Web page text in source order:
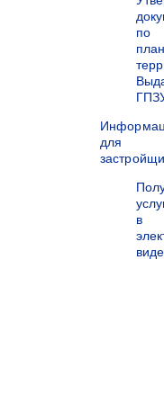
по
для
в
виде